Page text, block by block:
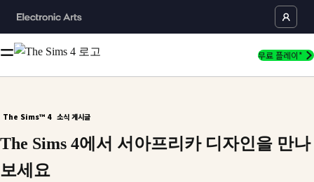
무료 플레이*
The Sims™ 4 소식 게시글
The Sims 4에서 서아프리카 디자인을 만나
보세요